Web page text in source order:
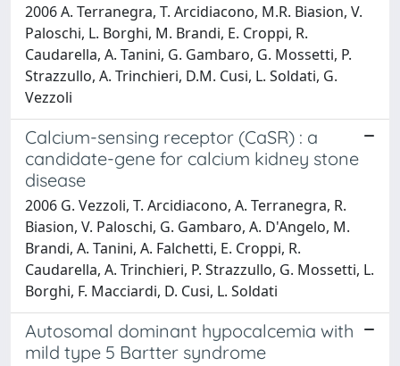
2006 A. Terranegra, T. Arcidiacono, M.R. Biasion, V.
Paloschi, L. Borghi, M. Brandi, E. Croppi, R.
Caudarella, A. Tanini, G. Gambaro, G. Mossetti, P.
Strazzullo, A. Trinchieri, D.M. Cusi, L. Soldati, G.
Vezzoli
Calcium-sensing receptor (CaSR) : a
candidate-gene for calcium kidney stone
disease
2006 G. Vezzoli, T. Arcidiacono, A. Terranegra, R.
Biasion, V. Paloschi, G. Gambaro, A. D'Angelo, M.
Brandi, A. Tanini, A. Falchetti, E. Croppi, R.
Caudarella, A. Trinchieri, P. Strazzullo, G. Mossetti, L.
Borghi, F. Macciardi, D. Cusi, L. Soldati
Autosomal dominant hypocalcemia with
mild type 5 Bartter syndrome